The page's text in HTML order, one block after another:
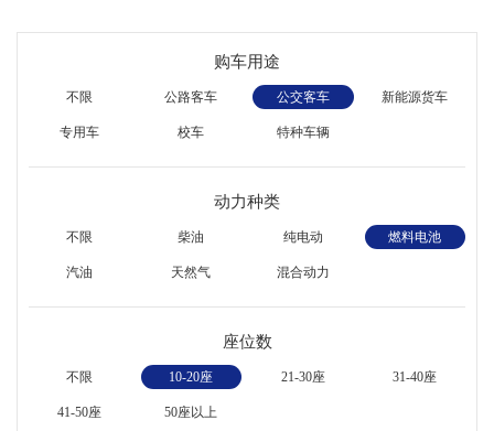
购车用途
不限 公路客车 公交客车 新能源货车
专用车 校车 特种车辆
动力种类
不限 柴油 纯电动 燃料电池
汽油 天然气 混合动力
座位数
不限 10-20座 21-30座 31-40座
41-50座 50座以上